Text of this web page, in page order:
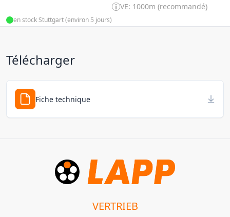
VE: 1000m (recommandé)
en stock Stuttgart (environ 5 jours)
Télécharger
Fiche technique
VERTRIEB